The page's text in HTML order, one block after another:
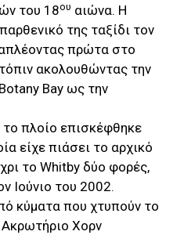
του 18ου αιώνα. Η
της ταξίδι τον
πρώτα στο
ακολουθώντας την
Bay ως την
πλοίο επισκέφθηκε
είχε πιάσει το αρχικό
το Whitby δύο φορές,
Ιούνιο του 2002.
κύματα που χτυπούν το
Χορν